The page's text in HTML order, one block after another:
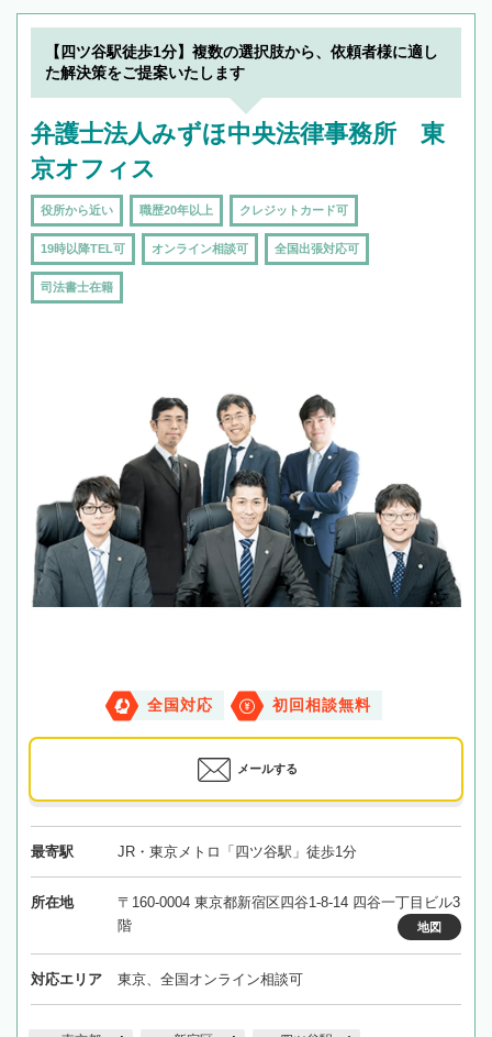
【四ツ谷駅徒歩1分】複数の選択肢から、依頼者様に適し
た解決策をご提案いたします
弁護士法人みずほ中央法律事務所 東
京オフィス
役所から近い 職歴20年以上 クレジットカード可
19時以降TEL可 オンライン相談可 全国出張対応可
司法書士在籍
全国対応 初回相談無料
メールする
最寄駅 JR・東京メトロ「四ツ谷駅」徒歩1分
所在地
〒160-0004 東京都新宿区四谷1-8-14 四谷一丁目ビル3
階
地図
対応エリア 東京、全国オンライン相談可